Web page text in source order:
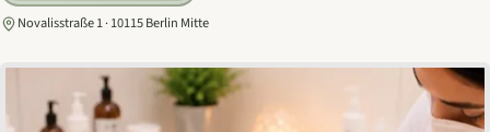
Novalisstraße 1 · 10115 Berlin Mitte